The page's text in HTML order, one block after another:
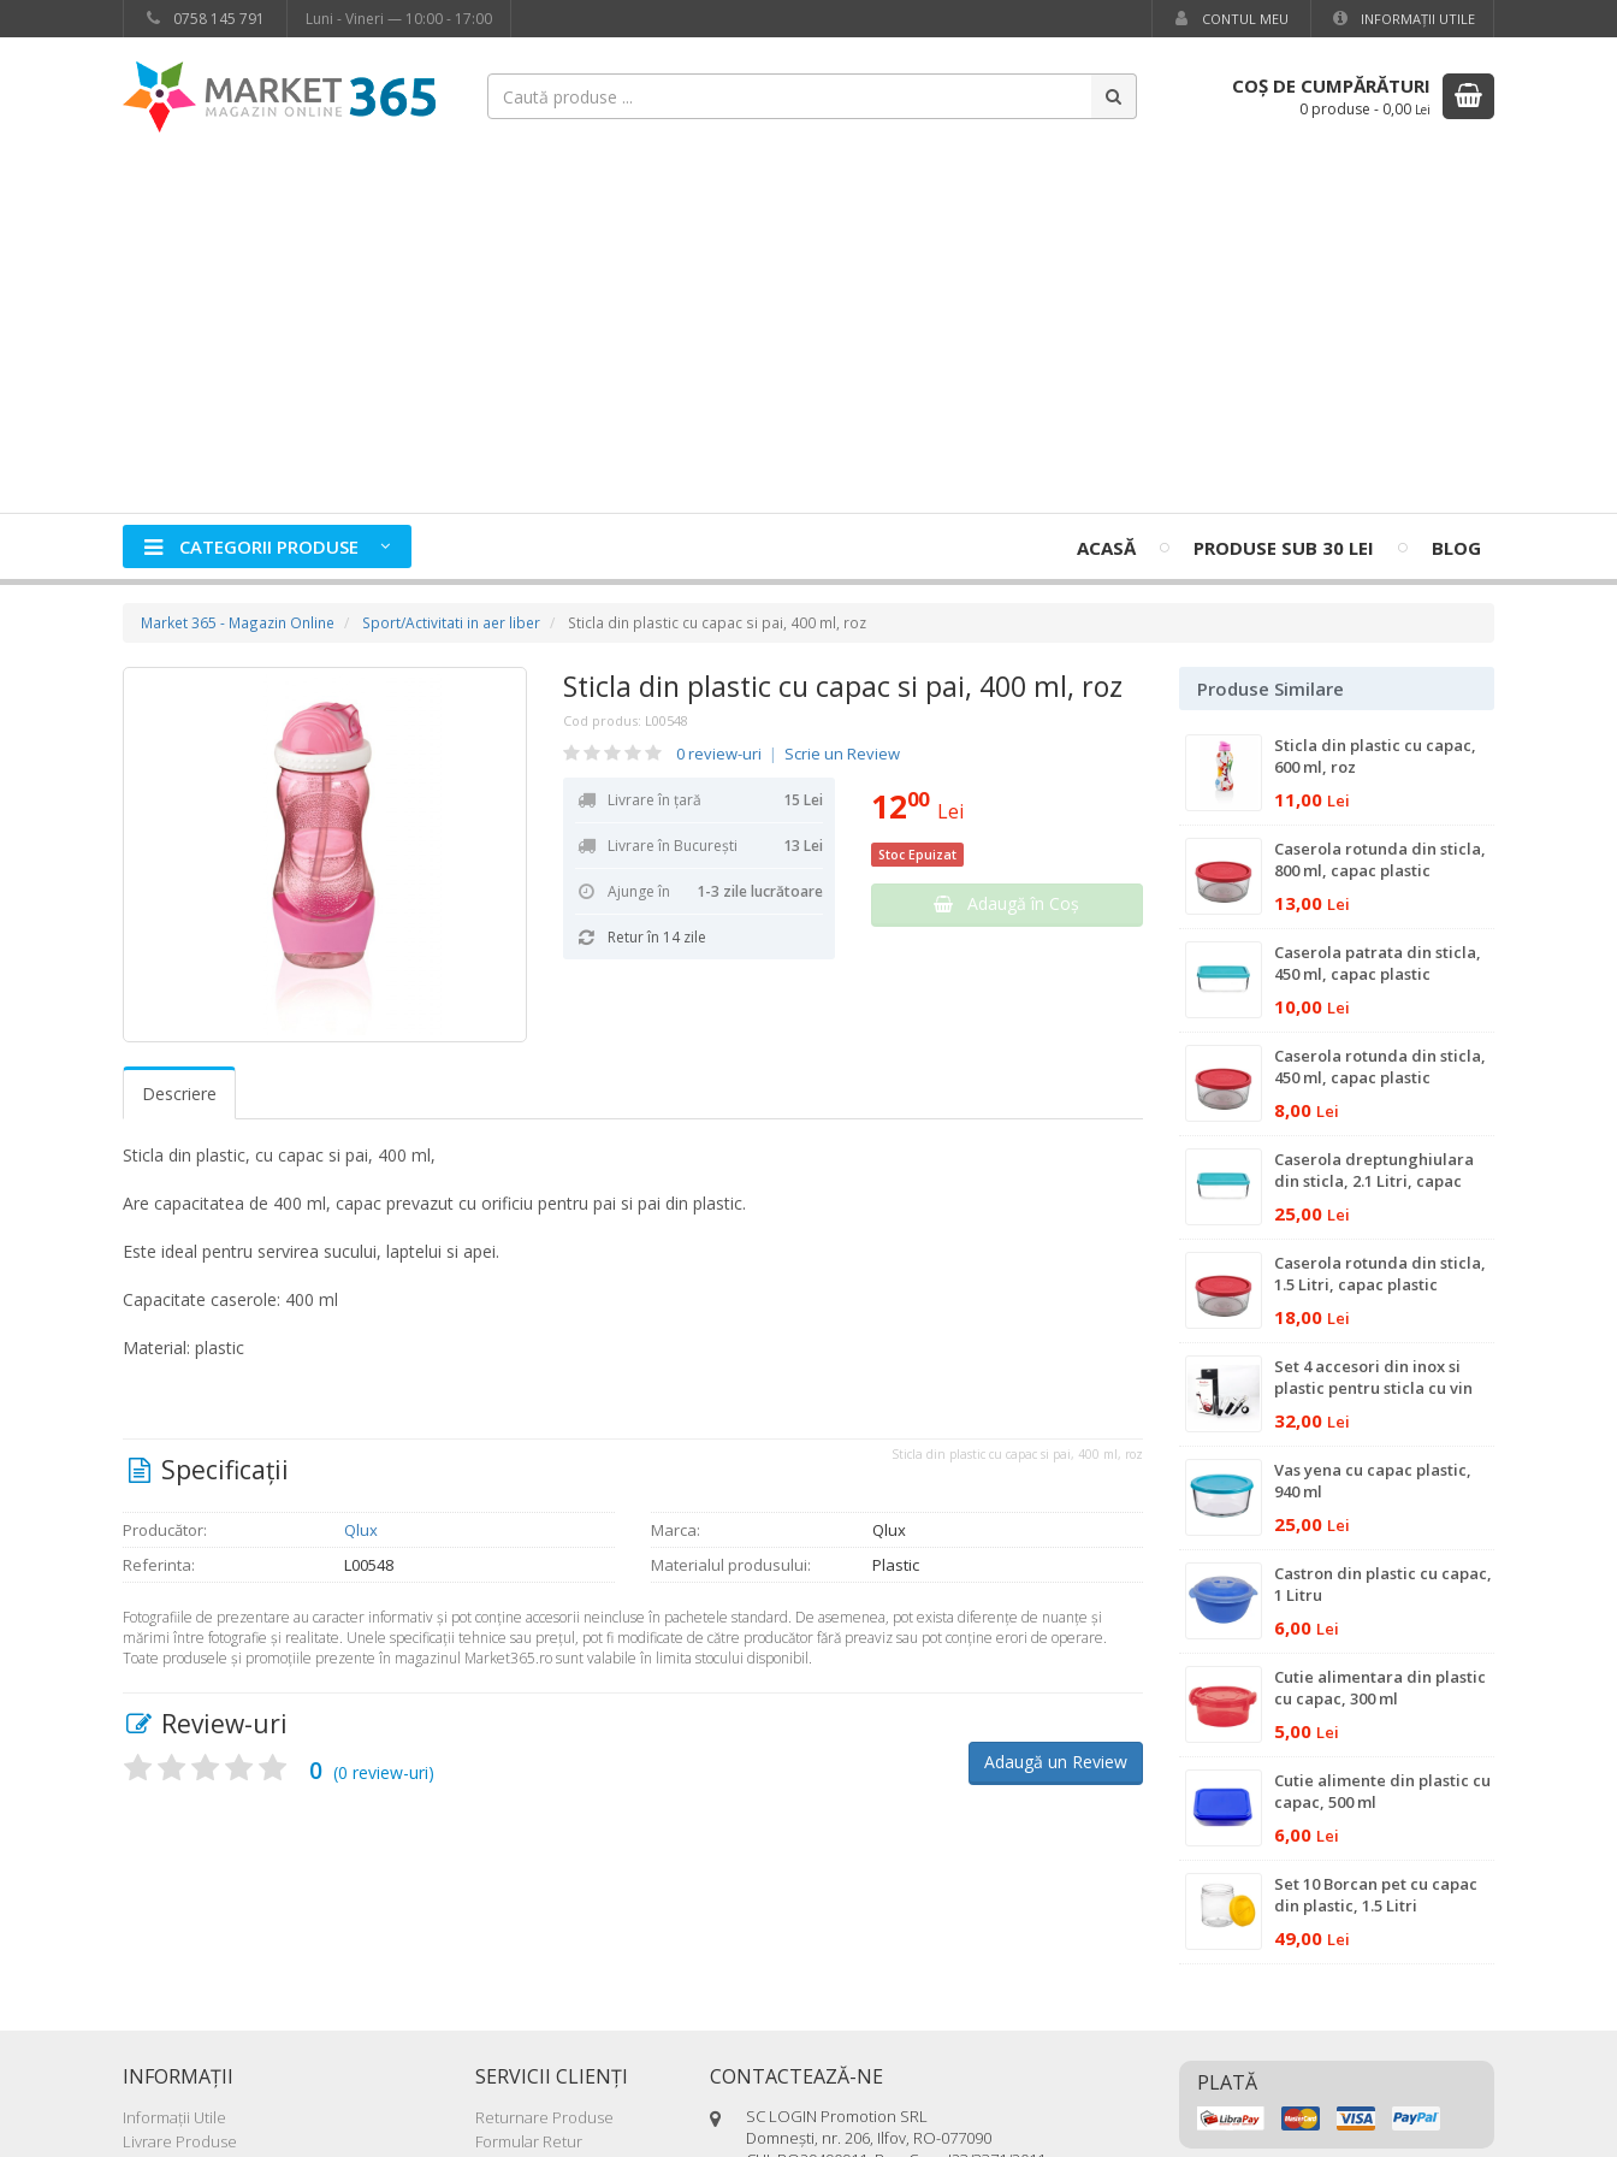
0758 145 791 Luni - Vineri — 10:00 - 17:00 CONTUL MEU INFORMAŢII UTILE
COŞ DE CUMPĂRĂTURI
0 produse - 0,00 Lei
CATEGORII PRODUSE ACASĂ PRODUSE SUB 30 LEI BLOG
Market 365 - Magazin Online Sport/Activitati in aer liber Sticla din plastic cu capac si pai, 400 ml, roz
Sticla din plastic cu capac si pai, 400 ml, roz
Cod produs: L00548
0 review-uri | Scrie un Review
Livrare în țară 15 Lei
Livrare în București 13 Lei
Ajunge în 1-3 zile lucrătoare
Retur în 14 zile
1200 Lei
Stoc Epuizat
Adaugă în Coş
Descriere
Sticla din plastic, cu capac si pai, 400 ml,
Are capacitatea de 400 ml, capac prevazut cu orificiu pentru pai si pai din plastic.
Este ideal pentru servirea sucului, laptelui si apei.
Capacitate caserole: 400 ml
Material: plastic
Sticla din plastic cu capac si pai, 400 ml, roz
Specificaţii
Producător:
Qlux
Referinta:
L00548
Marca:
Qlux
Materialul produsului:
Plastic
Fotografiile de prezentare au caracter informativ şi pot conţine accesorii neincluse în pachetele standard. De asemenea, pot exista diferenţe de nuanţe şi
mărimi între fotografie şi realitate. Unele specificaţii tehnice sau preţul, pot fi modificate de către producător fără preaviz sau pot conţine erori de operare.
Toate produsele şi promoţiile prezente în magazinul Market365.ro sunt valabile în limita stocului disponibil.
Review-uri
Adaugă un Review
0 (0 review-uri)
Produse Similare
Sticla din plastic cu capac,
600 ml, roz
11,00 Lei
Caserola rotunda din sticla,
800 ml, capac plastic
13,00 Lei
Caserola patrata din sticla,
450 ml, capac plastic
10,00 Lei
Caserola rotunda din sticla,
450 ml, capac plastic
8,00 Lei
Caserola dreptunghiulara
din sticla, 2.1 Litri, capac
25,00 Lei
Caserola rotunda din sticla,
1.5 Litri, capac plastic
18,00 Lei
Set 4 accesori din inox si
plastic pentru sticla cu vin
32,00 Lei
Vas yena cu capac plastic,
940 ml
25,00 Lei
Castron din plastic cu capac,
1 Litru
6,00 Lei
Cutie alimentara din plastic
cu capac, 300 ml
5,00 Lei
Cutie alimente din plastic cu
capac, 500 ml
6,00 Lei
Set 10 Borcan pet cu capac
din plastic, 1.5 Litri
49,00 Lei
INFORMAŢII
Informaţii Utile
Livrare Produse
SERVICII CLIENŢI
Returnare Produse
Formular Retur
CONTACTEAZĂ-NE
SC LOGIN Promotion SRL
Domneşti, nr. 206, Ilfov, RO-077090
PLATĂ